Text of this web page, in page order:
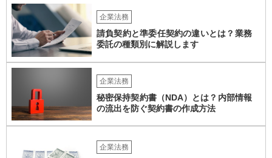
企業法務
請負契約と準委任契約の違いとは？業務
委託の種類別に解説します
企業法務
秘密保持契約書（NDA）とは？内部情報
の流出を防ぐ契約書の作成方法
企業法務